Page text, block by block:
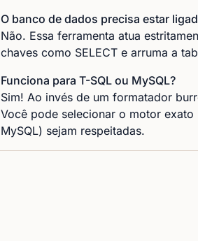
O banco de dados precisa estar
Não. Essa ferramenta atua
chaves como SELECT e arruma a
Funciona para T-SQL ou MySQL?
Sim! Ao invés de um formatador
Você pode selecionar o motor
MySQL) sejam respeitadas.